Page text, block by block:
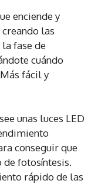
enciende y
las
fase de
cuándo
fácil y
unas luces LED
conseguir que
de fotosíntesis.
rápido de las